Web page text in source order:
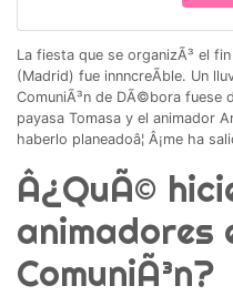
La fiesta que se organizÃ³ el
(Madrid) fue innncreÃ­ble. Un
ComuniÃ³n de DÃ©bora fuese
payasa Tomasa y el animador
haberlo planeadoâ¦ Â¡me ha
Â¿QuÃ©
animadores
ComuniÃ³n?